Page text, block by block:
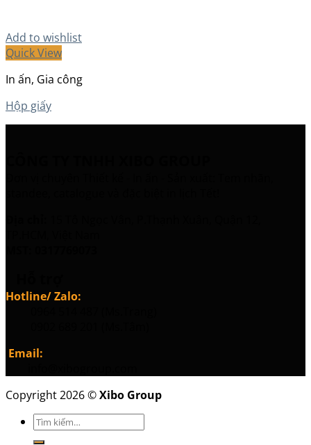
Add to wishlist
Quick View
In ấn, Gia công
Hộp giấy
Hotline/ Zalo:
Email:
Copyright 2026 ©Xibo Group
Tìm